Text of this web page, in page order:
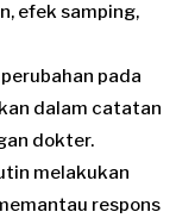
efek samping,
pada
dalam catatan
dokter.
melakukan
respons